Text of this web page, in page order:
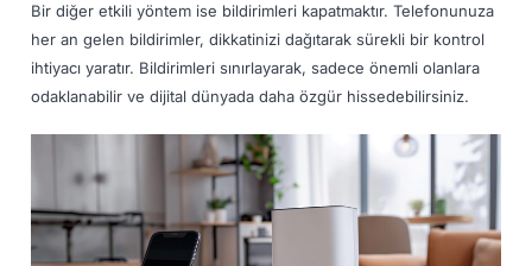
Bir diğer etkili yöntem ise bildirimleri kapatmaktır. Telefonunuza
her an gelen bildirimler, dikkatinizi dağıtarak sürekli bir kontrol
ihtiyacı yaratır. Bildirimleri sınırlayarak, sadece önemli olanlara
odaklanabilir ve dijital dünyada daha özgür hissedebilirsiniz.